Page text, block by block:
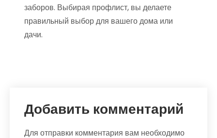
заборов. Выбирая профлист, вы делаете
правильный выбор для вашего дома или
дачи.
Добавить комментарий
Для отправки комментария вам необходимо